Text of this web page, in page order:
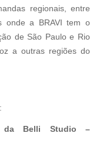
regionais, entre
onde a BRAVI tem o
de São Paulo e Rio
a outras regiões do
Belli Studio –